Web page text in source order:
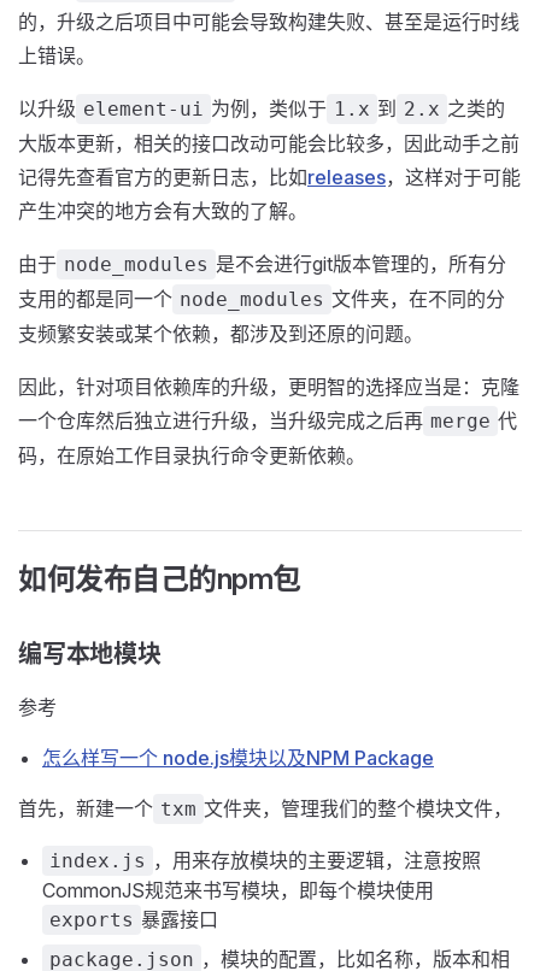
的，升级之后项目中可能会导致构建失败、甚至是运行时线
上错误。
以升级 element-ui 为例，类似于 1.x 到 2.x 之类的
大版本更新，相关的接口改动可能会比较多，因此动手之前
记得先查看官方的更新日志，比如releases，这样对于可能
产生冲突的地方会有大致的了解。
由于 node_modules 是不会进行git版本管理的，所有分
支用的都是同一个 node_modules 文件夹，在不同的分
支频繁安装或某个依赖，都涉及到还原的问题。
因此，针对项目依赖库的升级，更明智的选择应当是：克隆
一个仓库然后独立进行升级，当升级完成之后再 merge 代
码，在原始工作目录执行命令更新依赖。
如何发布自己的npm包
编写本地模块
参考
怎么样写一个 node.js模块以及NPM Package
首先，新建一个 txm 文件夹，管理我们的整个模块文件，
index.js ，用来存放模块的主要逻辑，注意按照
CommonJS规范来书写模块，即每个模块使用
exports 暴露接口
package.json ，模块的配置，比如名称，版本和相